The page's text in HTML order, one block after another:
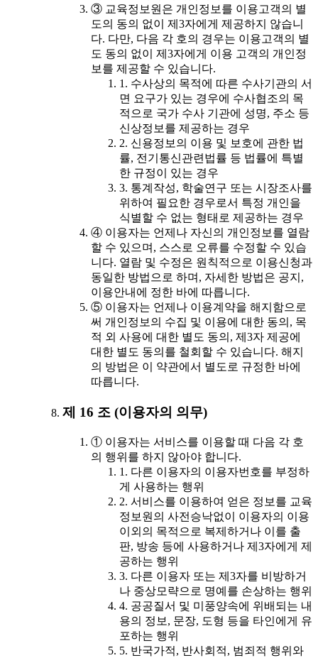
③ 교육정보원은 개인정보를 이용고객의 별
도의 동의 없이 제3자에게 제공하지 않습니
다. 다만, 다음 각 호의 경우는 이용고객의 별
도 동의 없이 제3자에게 이용 고객의 개인정
보를 제공할 수 있습니다.
1. 수사상의 목적에 따른 수사기관의 서
면 요구가 있는 경우에 수사협조의 목
적으로 국가 수사 기관에 성명, 주소 등
신상정보를 제공하는 경우
2. 신용정보의 이용 및 보호에 관한 법
률, 전기통신관련법률 등 법률에 특별
한 규정이 있는 경우
3. 통계작성, 학술연구 또는 시장조사를
위하여 필요한 경우로서 특정 개인을
식별할 수 없는 형태로 제공하는 경우
④ 이용자는 언제나 자신의 개인정보를 열람
할 수 있으며, 스스로 오류를 수정할 수 있습
니다. 열람 및 수정은 원칙적으로 이용신청과
동일한 방법으로 하며, 자세한 방법은 공지,
이용안내에 정한 바에 따릅니다.
⑤ 이용자는 언제나 이용계약을 해지함으로
써 개인정보의 수집 및 이용에 대한 동의, 목
적 외 사용에 대한 별도 동의, 제3자 제공에
대한 별도 동의를 철회할 수 있습니다. 해지
의 방법은 이 약관에서 별도로 규정한 바에
따릅니다.
제 16 조 (이용자의 의무)
① 이용자는 서비스를 이용할 때 다음 각 호
의 행위를 하지 않아야 합니다.
1. 다른 이용자의 이용자번호를 부정하
게 사용하는 행위
2. 서비스를 이용하여 얻은 정보를 교육
정보원의 사전승낙없이 이용자의 이용
이외의 목적으로 복제하거나 이를 출
판, 방송 등에 사용하거나 제3자에게 제
공하는 행위
3. 다른 이용자 또는 제3자를 비방하거
나 중상모략으로 명예를 손상하는 행위
4. 공공질서 및 미풍양속에 위배되는 내
용의 정보, 문장, 도형 등을 타인에게 유
포하는 행위
5. 반국가적, 반사회적, 범죄적 행위와